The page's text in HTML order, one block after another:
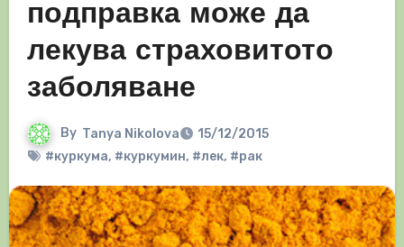
подправка може да
лекува страховитото
заболяване
By Tanya Nikolova
15/12/2015
#куркума, #куркумин, #лек, #рак